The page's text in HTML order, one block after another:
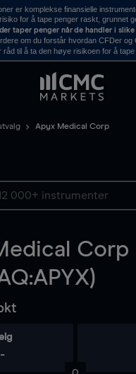
er komplekse finansielle
for å tape penger raskt, grunnet
taper penger når de handler i
om du forstår hvordan CFDer
råd til å ta den høye risikoen for å tape
Apyx Medical Corp
Corp
-